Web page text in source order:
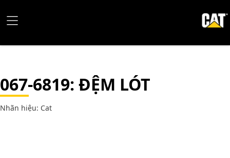
067-6819: ĐỆM LÓT
Nhãn hiệu: Cat